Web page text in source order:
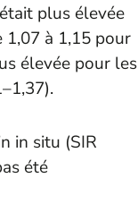
plus élevée
à 1,15 pour
élevée pour les
in situ (SIR
été